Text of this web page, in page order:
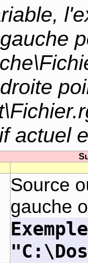
actuel
Source
gauche